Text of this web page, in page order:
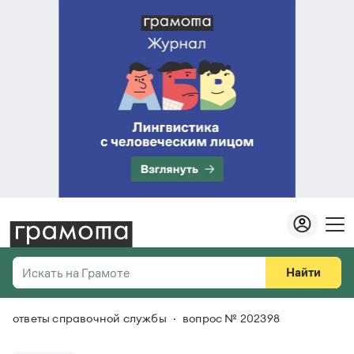
Искать на Грамоте
Справочная служба
Найти
Везде
ответы справочной службы вопрос № 202398